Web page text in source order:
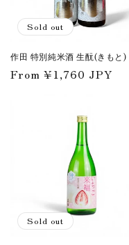
Sold out
作田 特別純米酒 生酛(きもと)
Regular
From ¥1,760 JPY
Sold out